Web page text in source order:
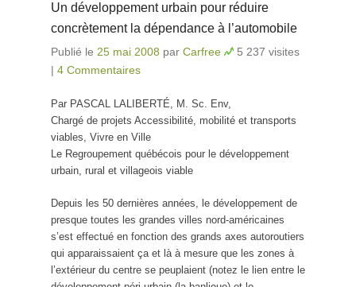
Un développement urbain pour réduire
concrètement la dépendance à l’automobile
Publié le 25 mai 2008 par Carfree
5 237 visites
| 4 Commentaires
Par PASCAL LALIBERTÉ, M. Sc. Env,
Chargé de projets Accessibilité, mobilité et transports
viables, Vivre en Ville
Le Regroupement québécois pour le développement
urbain, rural et villageois viable
Depuis les 50 dernières années, le développement de
presque toutes les grandes villes nord-américaines
s’est effectué en fonction des grands axes autoroutiers
qui apparaissaient ça et là à mesure que les zones à
l’extérieur du centre se peuplaient (notez le lien entre le